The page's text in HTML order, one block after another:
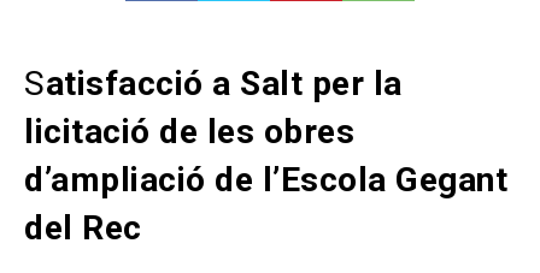
Satisfacció a Salt per la
licitació de les obres
d’ampliació de l’Escola Gegant
del Rec